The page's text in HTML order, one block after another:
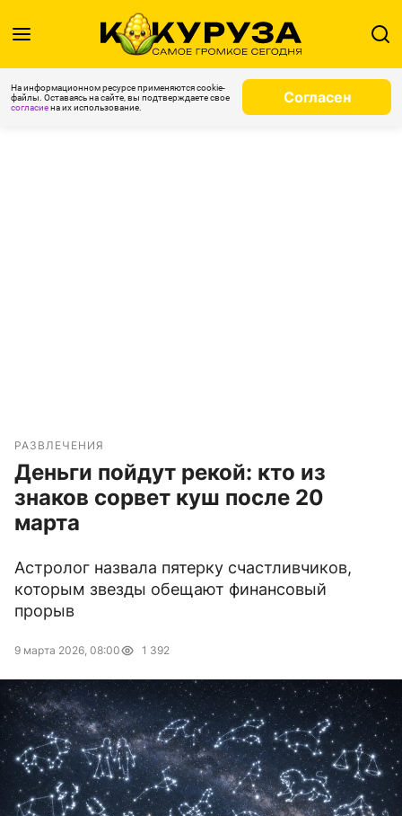
На информационном ресурсе применяются cookie-
файлы. Оставаясь на сайте, вы подтверждаете свое
согласиена их использование.
Согласен
РАЗВЛЕЧЕНИЯ
Деньги пойдут рекой: кто из
знаков сорвет куш после 20
марта
Астролог назвала пятерку счастливчиков,
которым звезды обещают финансовый
прорыв
9 марта 2026, 08:00 1 392